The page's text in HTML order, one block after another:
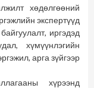
хөдөлгөөний
экспертүүд
иргэдэд
хүмүүнлэгийн
арга зүйгээр
хүрээнд